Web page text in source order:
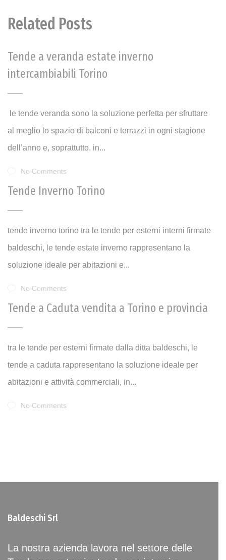
Related Posts
Tende a veranda estate inverno
intercambiabili Torino
le tende veranda sono la soluzione perfetta per sfruttare
al meglio lo spazio di balconi e terrazzi in ogni stagione
dell’anno e, soprattutto, in...
No Comments
Tende Inverno Torino
tende inverno torino tra le tende per esterni interni firmate
baldeschi, le tende estate inverno rappresentano la
soluzione ideale per abitazioni e...
No Comments
Tende a Caduta vendita a Torino e provincia
tra le tende per esterni firmate dalla ditta baldeschi, le
tende a caduta rappresentano la soluzione ideale per
abitazioni e attività commerciali, in...
No Comments
Baldeschi Srl
La nostra azienda lavora nel settore delle